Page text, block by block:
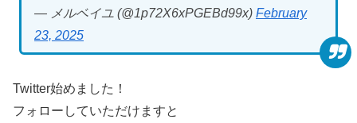
— メルベイユ (@1p72X6xPGEBd99x) February
23, 2025
Twitter始めました！
フォローしていただけますと